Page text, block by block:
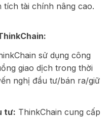
tích tài chính nâng cao.
sử dụng công
giao dịch trong thời
nghị đầu tư/bán ra/giữ
tư: ThinkChain cung cấp